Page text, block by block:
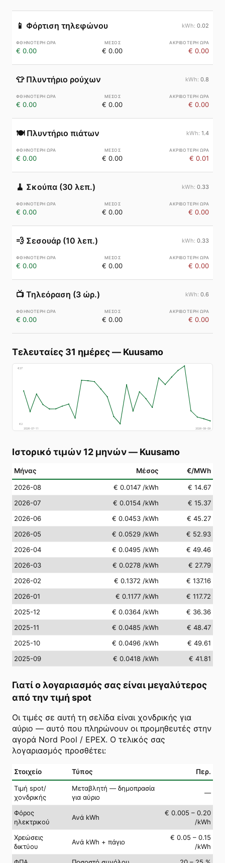
📱 Φόρτιση τηλεφώνου 0.02
€ 0.00 € 0.00 € 0.00
👕 Πλυντήριο ρούχων 0.8
€ 0.00 € 0.00 € 0.00
🍽️ Πλυντήριο πιάτων 1.4
€ 0.00 € 0.00 € 0.01
🧹 Σκούπα (30 λεπ.) 0.33
€ 0.00 € 0.00 € 0.00
💨 Σεσουάρ (10 λεπ.) 0.33
€ 0.00 € 0.00 € 0.00
📺 Τηλεόραση (3 ώρ.) 0.6
€ 0.00 € 0.00 € 0.00
Τελευταίες 31 ημέρες— Kuusamo
€27
€2
2026-07-11
2026-08-09
Ιστορικό τιμών 12 μηνών— Kuusamo
Μήνας Μέσος €/MWh
2026-08 € 0.0147 /kWh
€ 14.67
2026-07
€ 0.0154 /kWh
€ 15.37
2026-06
€ 0.0453 /kWh
€ 45.27
2026-05
€ 0.0529 /kWh
€ 52.93
2026-04
€ 0.0495 /kWh
€ 49.46
2026-03
€ 0.0278 /kWh
€ 27.79
2026-02
€ 0.1372 /kWh
€ 137.16
2026-01
€ 0.1177 /kWh
€ 117.72
2025-12
€ 0.0364 /kWh
€ 36.36
2025-11
€ 0.0485 /kWh
€ 48.47
2025-10
€ 0.0496 /kWh
€ 49.61
2025-09
€ 0.0418 /kWh € 41.81
Γιατί ο λογαριασμός σας είναι μεγαλύτερος
από την τιμή spot
Οι τιμές σε αυτή τη σελίδα είναι χονδρικής για
αύριο — αυτό που πληρώνουν οι προμηθευτές στην
αγορά Nord Pool / EPEX. Ο τελικός σας
λογαριασμός προσθέτει:
Στοιχείο Τύπος Περ.
Τιμή spot/
χονδρικής
Μεταβλητή — δημοπρασία
για αύριο
—
Φόρος
ηλεκτρικού
Ανά kWh
€ 0.005 – 0.20
/kWh
Χρεώσεις
δικτύου
Ανά kWh + πάγιο
€ 0.05 – 0.15
/kWh